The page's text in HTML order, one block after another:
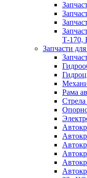
Т-170,
Запчасти
Рама
Стрела